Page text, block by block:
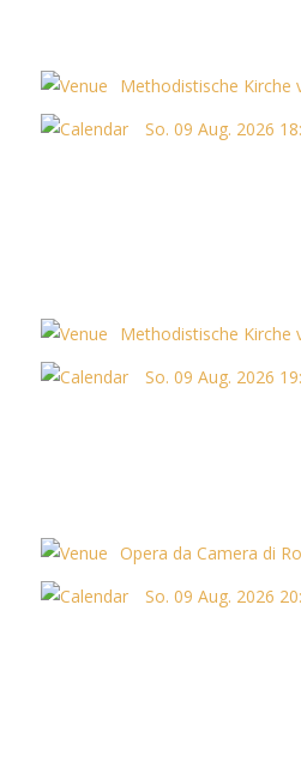
Methodistische Kirche
So. 09 Aug. 2026
Methodistische Kirche
So. 09 Aug. 2026
Opera da Camera di
So. 09 Aug. 2026